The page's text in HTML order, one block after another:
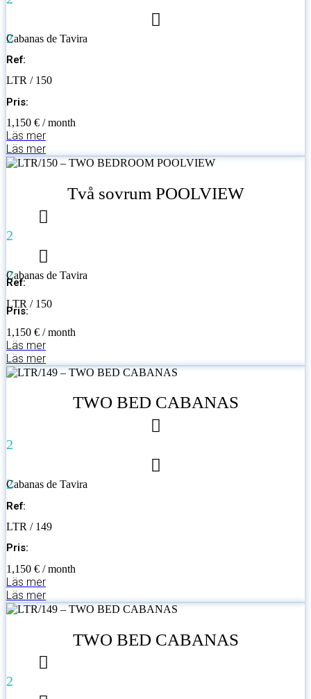
2
Cabanas de Tavira
Ref:
LTR / 150
Pris:
1,150 € / month
Läs mer
Läs mer
Två sovrum POOLVIEW
2
2
Cabanas de Tavira
Ref:
LTR / 150
Pris:
1,150 € / month
Läs mer
Läs mer
TWO BED CABANAS
2
2
Cabanas de Tavira
Ref:
LTR / 149
Pris:
1,150 € / month
Läs mer
Läs mer
TWO BED CABANAS
2